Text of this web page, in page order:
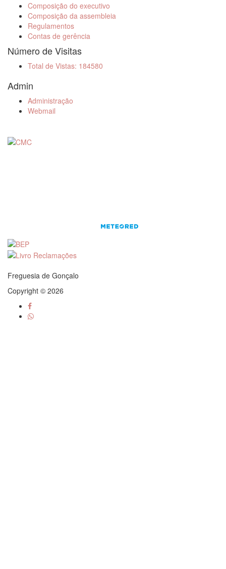
Composição do executivo
Composição da assembleia
Regulamentos
Contas de gerência
Número de Visitas
Total de Vistas: 184580
Admin
Administração
Webmail
Freguesia de Gonçalo
Copyright © 2026